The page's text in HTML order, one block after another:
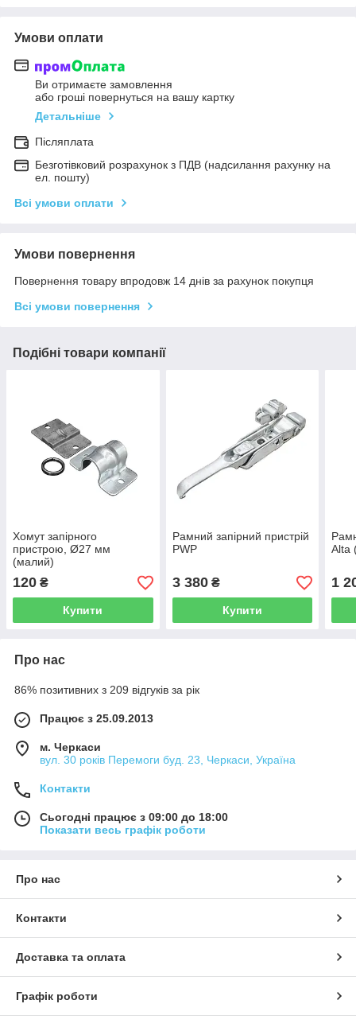
Умови оплати
Ви отримаєте замовлення
або гроші повернуться на вашу картку
Детальніше
Післяплата
Безготівковий розрахунок з ПДВ (надсилання рахунку на
ел. пошту)
Всі умови оплати
Умови повернення
Повернення товару впродовж 14 днів за рахунок покупця
Всі умови повернення
Подібні товари компанії
Хомут запірного
пристрою, Ø27 мм
(малий)
120 ₴
Купити
Рамний запірний пристрій
PWP
3 380₴
Купити
Alta
1
Про нас
86% позитивних з 209 відгуків за рік
Працює з 25.09.2013
м. Черкаси
вул. 30 років Перемоги буд. 23, Черкаси, Україна
Контакти
Сьогодні працює з 09:00 до 18:00
Показати весь графік роботи
Про нас
Контакти
Доставка та оплата
Графік роботи